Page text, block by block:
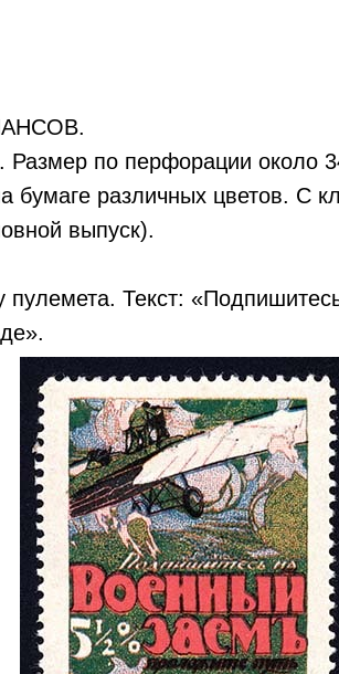
Размер по перфорации около
бумаге различных цветов. С
выпуск).
пулемета. Текст: